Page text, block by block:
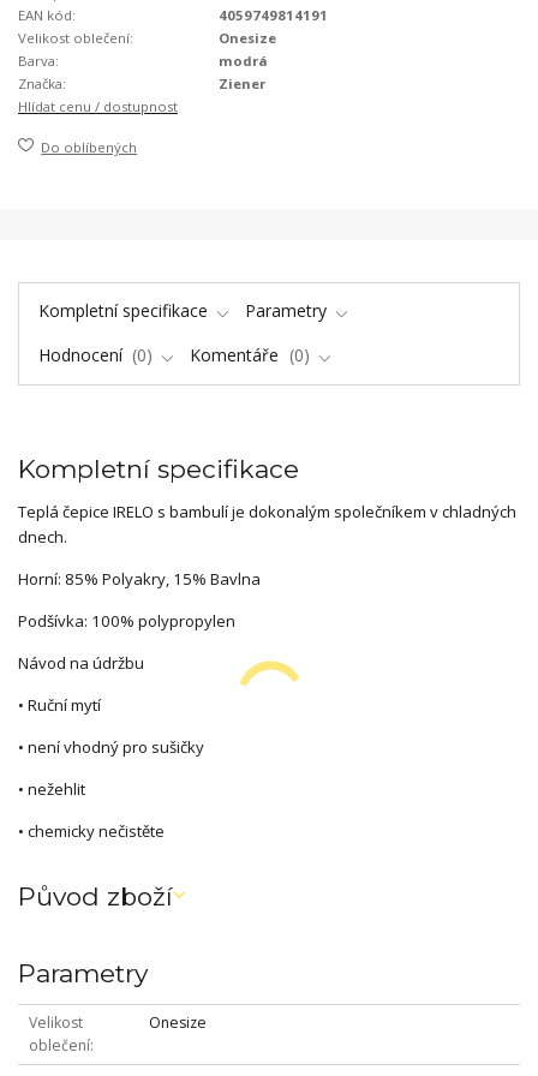
EAN kód:
4059749814191
Velikost oblečení:
Onesize
Barva:
modrá
Značka:
Ziener
Hlídat cenu / dostupnost
Do oblíbených
Kompletní specifikace
Parametry
Hodnocení
0 Komentáře 0
Kompletní specifikace
Teplá čepice IRELO s bambulí je dokonalým společníkem v chladných
dnech.
Horní: 85% Polyakry, 15% Bavlna
Podšívka: 100% polypropylen
Návod na údržbu
• Ruční mytí
• není vhodný pro sušičky
• nežehlit
• chemicky nečistěte
Původ zboží
Parametry
Velikost
oblečení
Onesize